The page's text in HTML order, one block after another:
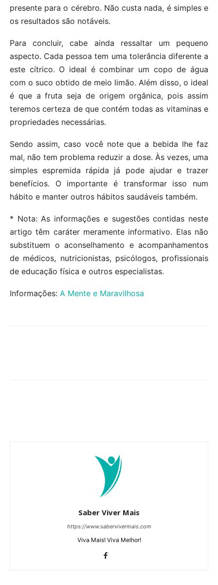
presente para o cérebro. Não custa nada, é simples e
os resultados são notáveis.
Para concluir, cabe ainda ressaltar um pequeno
aspecto. Cada pessoa tem uma tolerância diferente a
este cítrico. O ideal é combinar um copo de água
com o suco obtido de meio limão. Além disso, o ideal
é que a fruta seja de origem orgânica, pois assim
teremos certeza de que contém todas as vitaminas e
propriedades necessárias.
Sendo assim, caso você note que a bebida lhe faz
mal, não tem problema reduzir a dose. Às vezes, uma
simples espremida rápida já pode ajudar e trazer
benefícios. O importante é transformar isso num
hábito e manter outros hábitos saudáveis também.
* Nota: As informações e sugestões contidas neste
artigo têm caráter meramente informativo. Elas não
substituem o aconselhamento e acompanhamentos
de médicos, nutricionistas, psicólogos, profissionais
de educação física e outros especialistas.
Informações: A Mente e Maravilhosa
Saber Viver Mais
https://www.sabervivermais.com
Viva Mais! Viva Melhor!